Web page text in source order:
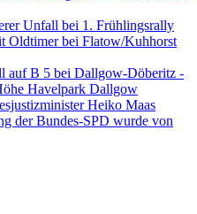
Unfall bei 1. Frühlingsrally
Oldtimer bei Flatow/Kuhhorst
auf B 5 bei Dallgow-Döberitz -
Havelpark Dallgow
Heiko Maas
der Bundes-SPD wurde von